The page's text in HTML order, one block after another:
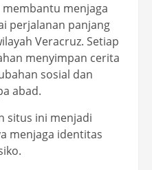
menjaga
perjalanan panjang
Veracruz. Setiap
menyimpan cerita
sosial dan
abad.
situs ini menjadi
menjaga identitas